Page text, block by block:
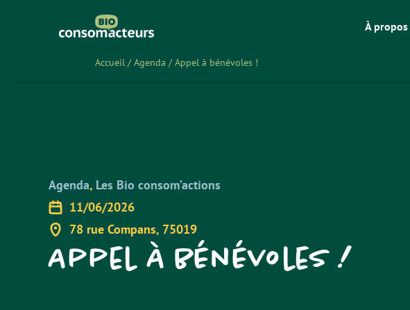
À propos
Accueil /Agenda /Appel à bénévoles !
Agenda, Les Bio consom’actions
11/06/2026
78 rue Compans, 75019
Appel à bénévoles !